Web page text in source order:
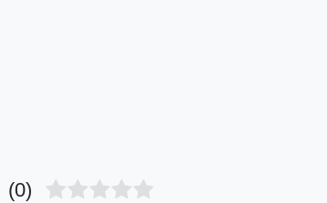
(0)